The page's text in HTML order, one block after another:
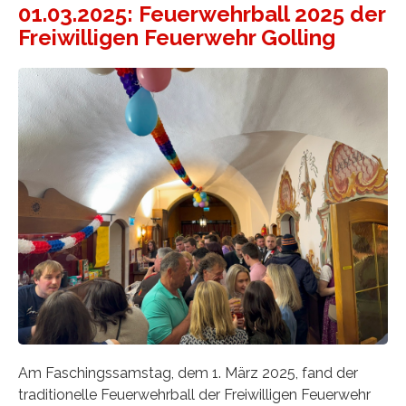
01.03.2025: Feuerwehrball 2025 der
Freiwilligen Feuerwehr Golling
Am Faschingssamstag, dem 1. März 2025, fand der
traditionelle Feuerwehrball der Freiwilligen Feuerwehr